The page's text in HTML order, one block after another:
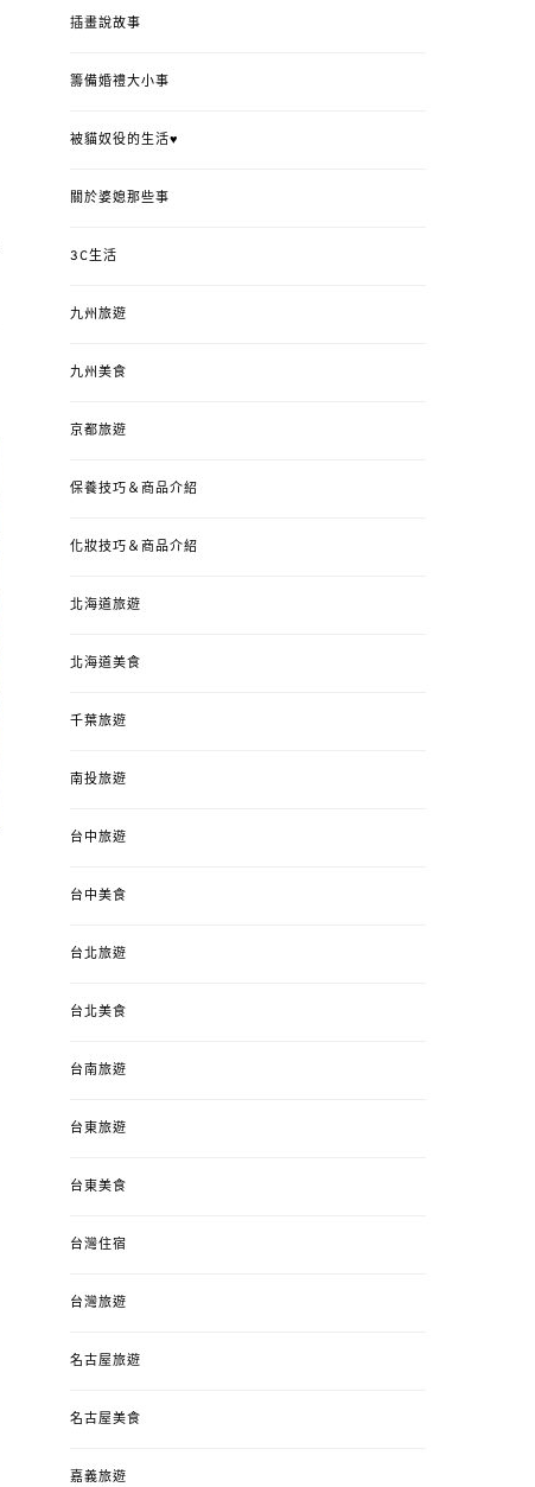
錯、認識華德福
ON
插畫說故事
籌備婚禮大小事
被貓奴役的生活♥
關於婆媳那些事
3C生活
九州旅遊
九州美食
京都旅遊
保養技巧＆商品介紹
化妝技巧＆商品介紹
北海道旅遊
北海道美食
千葉旅遊
南投旅遊
台中旅遊
台中美食
台北旅遊
台北美食
台南旅遊
台東旅遊
台東美食
台灣住宿
台灣旅遊
名古屋旅遊
名古屋美食
嘉義旅遊